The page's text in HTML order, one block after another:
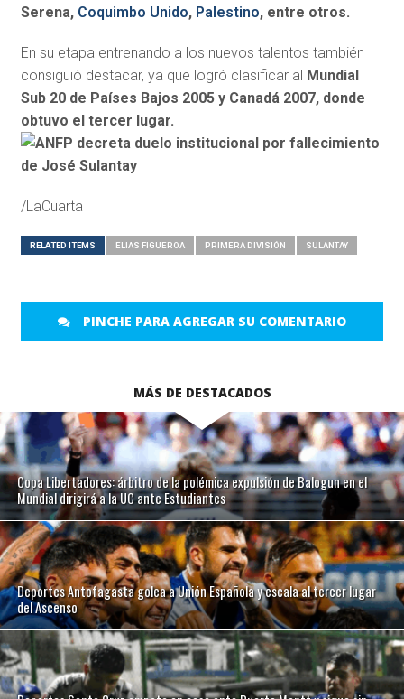
Serena, Coquimbo Unido, Palestino, entre otros.
En su etapa entrenando a los nuevos talentos también
consiguió destacar, ya que logró clasificar al Mundial
Sub 20 de Países Bajos 2005 y Canadá 2007, donde
obtuvo el tercer lugar.
/LaCuarta
RELATED ITEMS ELIAS FIGUEROA PRIMERA DIVISIÓN SULANTAY
PINCHE PARA AGREGAR SU COMENTARIO
MÁS DE DESTACADOS
Copa Libertadores: árbitro de la polémica expulsión de Balogun en el
Mundial dirigirá a la UC ante Estudiantes
Deportes Antofagasta golea a Unión Española y escala al tercer lugar
del Ascenso